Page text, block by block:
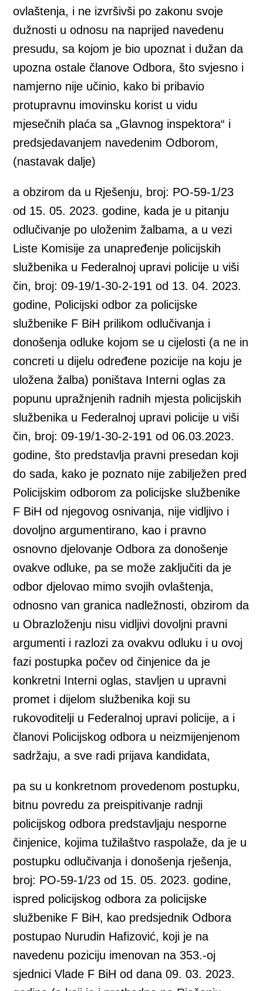
ovlaštenja, i ne izvršivši po zakonu svoje
dužnosti u odnosu na naprijed navedenu
presudu, sa kojom je bio upoznat i dužan da
upozna ostale članove Odbora, što svjesno i
namjerno nije učinio, kako bi pribavio
protupravnu imovinsku korist u vidu
mjesečnih plaća sa „Glavnog inspektora“ i
predsjedavanjem navedenim Odborom,
(nastavak dalje)
a obzirom da u Rješenju, broj: PO-59-1/23
od 15. 05. 2023. godine, kada je u pitanju
odlučivanje po uloženim žalbama, a u vezi
Liste Komisije za unapređenje policijskih
službenika u Federalnoj upravi policije u viši
čin, broj: 09-19/1-30-2-191 od 13. 04. 2023.
godine, Policijski odbor za policijske
službenike F BiH prilikom odlučivanja i
donošenja odluke kojom se u cijelosti (a ne in
concreti u dijelu određene pozicije na koju je
uložena žalba) poništava Interni oglas za
popunu upražnjenih radnih mjesta policijskih
službenika u Federalnoj upravi policije u viši
čin, broj: 09-19/1-30-2-191 od 06.03.2023.
godine, što predstavlja pravni presedan koji
do sada, kako je poznato nije zabilježen pred
Policijskim odborom za policijske službenike
F BiH od njegovog osnivanja, nije vidljivo i
dovoljno argumentirano, kao i pravno
osnovno djelovanje Odbora za donošenje
ovakve odluke, pa se može zaključiti da je
odbor djelovao mimo svojih ovlaštenja,
odnosno van granica nadležnosti, obzirom da
u Obrazloženju nisu vidljivi dovoljni pravni
argumenti i razlozi za ovakvu odluku i u ovoj
fazi postupka počev od činjenice da je
konkretni Interni oglas, stavljen u upravni
promet i dijelom službenika koji su
rukovoditelji u Federalnoj upravi policije, a i
članovi Policijskog odbora u neizmijenjenom
sadržaju, a sve radi prijava kandidata,
pa su u konkretnom provedenom postupku,
bitnu povredu za preispitivanje radnji
policijskog odbora predstavljaju nesporne
činjenice, kojima tužilaštvo raspolaže, da je u
postupku odlučivanja i donošenja rješenja,
broj: PO-59-1/23 od 15. 05. 2023. godine,
ispred policijskog odbora za policijske
službenike F BiH, kao predsjednik Odbora
postupao Nurudin Hafizović, koji je na
navedenu poziciju imenovan na 353.-oj
sjednici Vlade F BiH od dana 09. 03. 2023.